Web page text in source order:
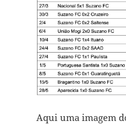
Aqui uma imagem